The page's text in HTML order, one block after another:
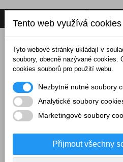
Tento web využívá cookies
Tyto webové stránky ukládají v
soubory, obecně nazývané cookies.
cookies souborů pro použití webu.
Nezbytně nutné soubory
Analytické soubory
Marketingové soubory
Přijmout všechny